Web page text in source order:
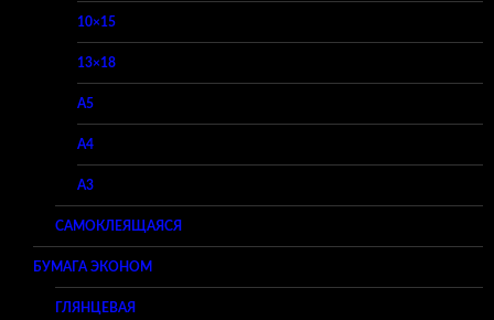
10×15
13×18
A5
A4
A3
САМОКЛЕЯЩАЯСЯ
БУМАГА ЭКОНОМ
ГЛЯНЦЕВАЯ